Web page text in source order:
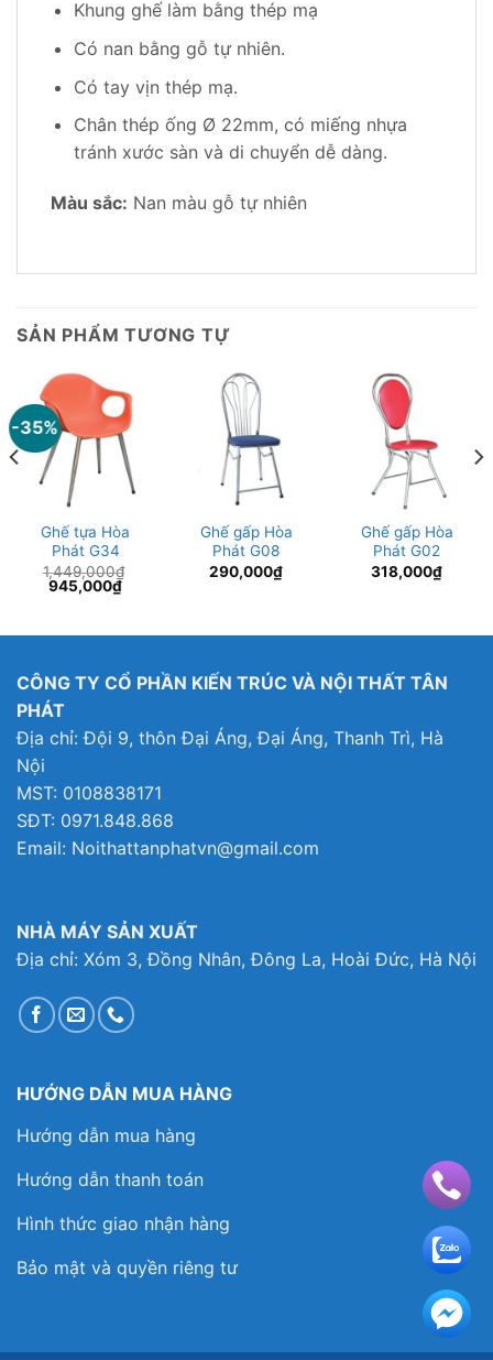
Khung ghế làm bằng thép mạ
Có nan bằng gỗ tự nhiên.
Có tay vịn thép mạ.
Chân thép ống Ø 22mm, có miếng nhựa
tránh xước sàn và di chuyển dễ dàng.
Màu sắc: Nan màu gỗ tự nhiên
SẢN PHẨM TƯƠNG TỰ
-35%
Ghế tựa Hòa
Phát G34
1,449,000₫
Giá
945,000₫Giá
Ghế gấp Hòa
Phát G08
290,000₫
Ghế gấp Hòa
Phát G02
318,000₫
CÔNG TY CỔ PHẦN KIẾN TRÚC VÀ NỘI THẤT TÂN
PHÁT
Địa chỉ: Đội 9, thôn Đại Áng, Đại Áng, Thanh Trì, Hà
Nội
MST: 0108838171
SĐT: 0971.848.868
Email: Noithattanphatvn@gmail.com
NHÀ MÁY SẢN XUẤT
Địa chỉ: Xóm 3, Đồng Nhân, Đông La, Hoài Đức, Hà Nội
HƯỚNG DẪN MUA HÀNG
Hướng dẫn mua hàng
Hướng dẫn thanh toán
Hình thức giao nhận hàng
Bảo mật và quyền riêng tư